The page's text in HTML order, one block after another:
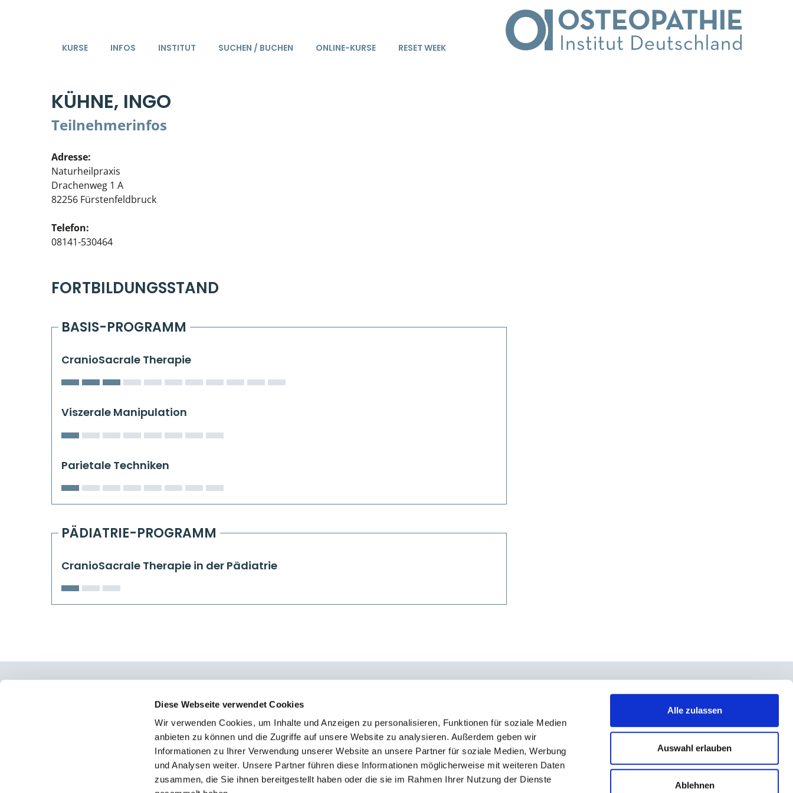
Diese Webseite verwendet Cookies
Wir verwenden Cookies, um Inhalte und Anzeigen zu personalisieren, Funktionen für soziale Medien
anbieten zu können und die Zugriffe auf unsere Website zu analysieren. Außerdem geben wir
Informationen zu Ihrer Verwendung unserer Website an unsere Partner für soziale Medien, Werbung
und Analysen weiter. Unsere Partner führen diese Informationen möglicherweise mit weiteren Daten
zusammen, die Sie ihnen bereitgestellt haben oder die sie im Rahmen Ihrer Nutzung der Dienste
Alle zulassen
Auswahl erlauben
Ablehnen
KURSE INFOS INSTITUT SUCHEN / BUCHEN ONLINE-KURSE RESET WEEK
KÜHNE, INGO
Teilnehmerinfos
Adresse:
Naturheilpraxis
Drachenweg 1 A
82256 Fürstenfeldbruck
Telefon:
08141-530464
FORTBILDUNGSSTAND
BASIS-PROGRAMM
CranioSacrale Therapie
Viszerale Manipulation
Parietale Techniken
PÄDIATRIE-PROGRAMM
CranioSacrale Therapie in der Pädiatrie
Konrad-Adenauer-Straße 6
0451 - 4 79 95 0
info@osteopathie-institut-deutschland.de
Kontakt
Storno- und Teilnahmebedingungen
Impressum
Datenschutz